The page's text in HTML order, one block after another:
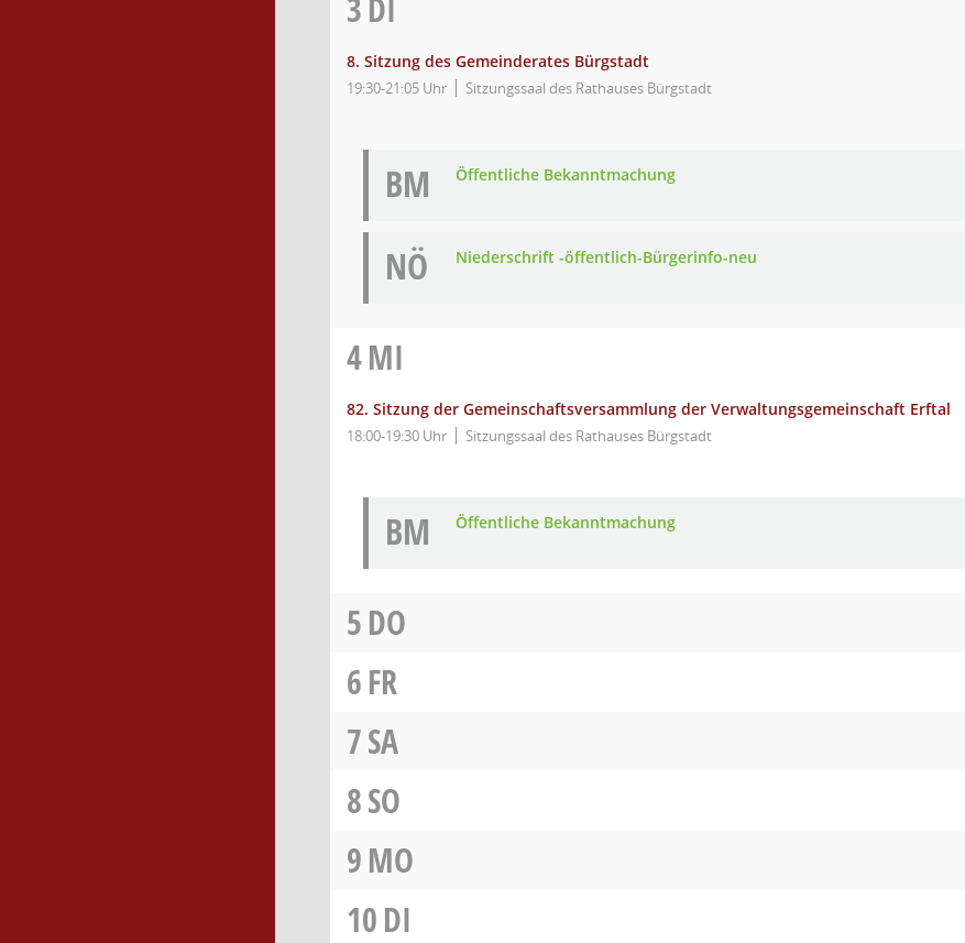
3 DI
8. Sitzung des Gemeinderates Bürgstadt
19:30-21:05 Uhr Sitzungssaal des Rathauses Bürgstadt
BM Öffentliche Bekanntmachung
NÖ Niederschrift -öffentlich-Bürgerinfo-neu
4MI
82. Sitzung der Gemeinschaftsversammlung der Verwaltungsgemeinschaft Erftal
18:00-19:30 Uhr Sitzungssaal des Rathauses Bürgstadt
BM Öffentliche Bekanntmachung
5DO
6FR
7SA
8SO
9MO
10DI